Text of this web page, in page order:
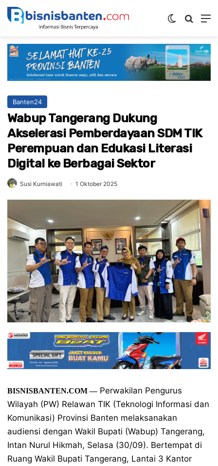
Switch skin
Banten24
Wabup Tangerang Dukung
Akselerasi Pemberdayaan SDM TIK
Perempuan dan Edukasi Literasi
Digital ke Berbagai Sektor
Susi Kurniawati 1 Oktober 2025
BISNISBANTEN.COM —Perwakilan Pengurus
Wilayah (PW) Relawan TIK (Teknologi Informasi dan
Komunikasi) Provinsi Banten melaksanakan
audiensi dengan Wakil Bupati (Wabup) Tangerang,
Intan Nurul Hikmah, Selasa (30/09). Bertempat di
Ruang Wakil Bupati Tangerang, Lantai 3 Kantor